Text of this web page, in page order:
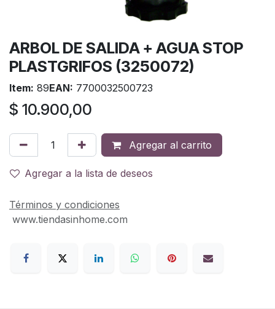
ARBOL DE SALIDA + AGUA STOP
PLASTGRIFOS (3250072)
Item: 89EAN: 7700032500723
$ 10.900,00
Agregar al carrito
Agregar a la lista de deseos
Términos y condiciones
www.tiendasinhome.com